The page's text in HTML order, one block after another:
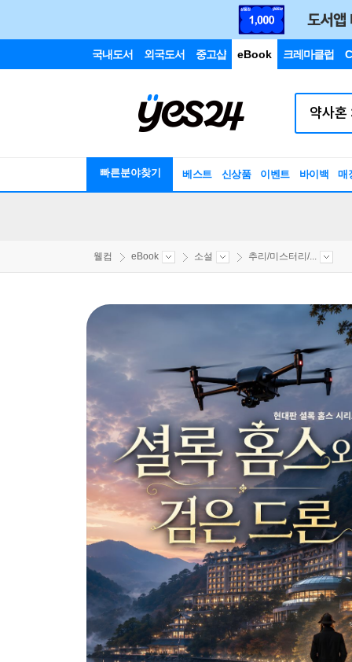
국내도서 외국도서 중고샵 eBook 크레마클럽
빠른분야찾기 베스트 신상품 이벤트 바이백 매
웰컴 eBook 소설 추리/미스터리/...